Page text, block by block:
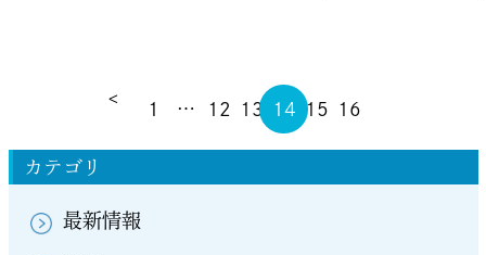
カテゴリ
最新情報
< 1 … 12 13 14 15 16